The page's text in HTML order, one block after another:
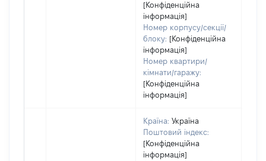
[Конфіденційна
інформація]
Номер корпусу/секції/
блоку: [Конфіденційна
інформація]
Номер квартири/
кімнати/гаражу:
[Конфіденційна
інформація]
Країна: Україна
Поштовий індекс:
[Конфіденційна
інформація]